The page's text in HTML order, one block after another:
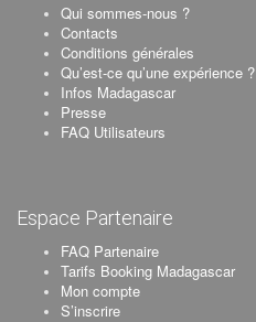
Qui sommes-nous ?
Contacts
Conditions générales
Qu’est-ce qu’une expérience ?
Infos Madagascar
Presse
FAQ Utilisateurs
Espace Partenaire
FAQ Partenaire
Tarifs Booking Madagascar
Mon compte
S’inscrire